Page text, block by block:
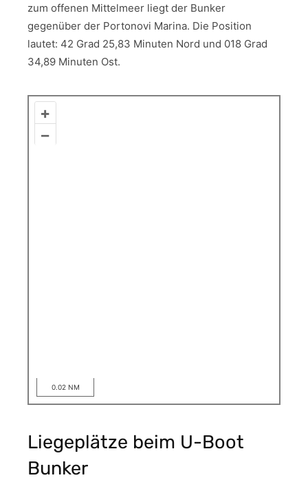
zum offenen Mittelmeer liegt der Bunker
gegenüber der Portonovi Marina. Die Position
lautet: 42 Grad 25,83 Minuten Nord und 018 Grad
34,89 Minuten Ost.
+
–
0.02 NM
Liegeplätze beim U-Boot
Bunker